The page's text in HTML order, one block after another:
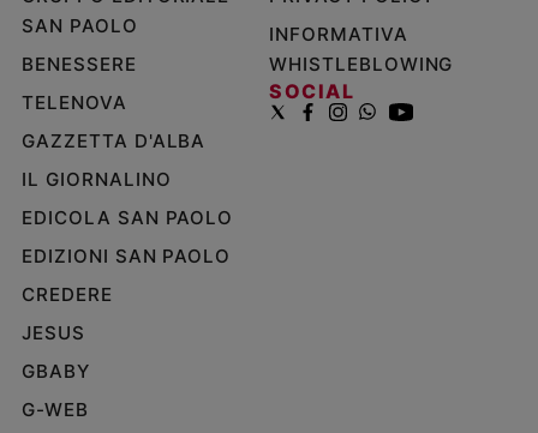
SAN PAOLO
BENESSERE
TELENOVA
GAZZETTA D'ALBA
IL GIORNALINO
EDICOLA SAN PAOLO
EDIZIONI SAN PAOLO
CREDERE
JESUS
GBABY
G-WEB
INFORMATIVA
WHISTLEBLOWING
SOCIAL